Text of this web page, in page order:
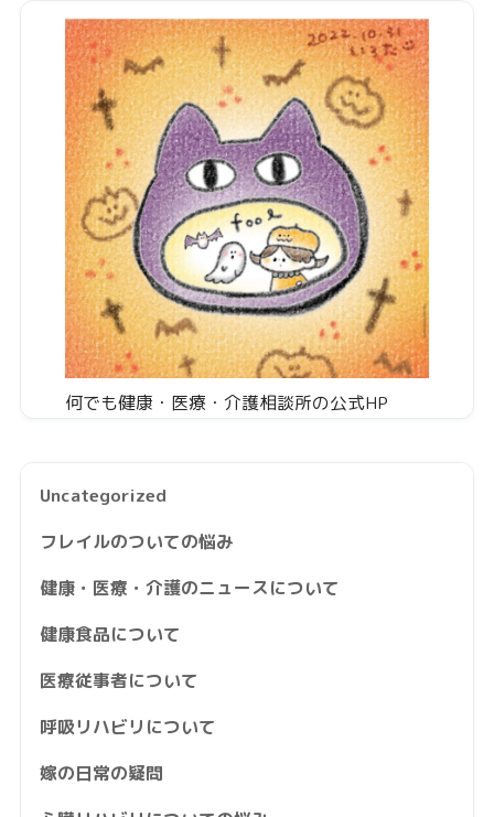
何でも健康・医療・介護相談所の公式HP
Uncategorized
フレイルのついての悩み
健康・医療・介護のニュースについて
健康食品について
医療従事者について
呼吸リハビリについて
嫁の日常の疑問